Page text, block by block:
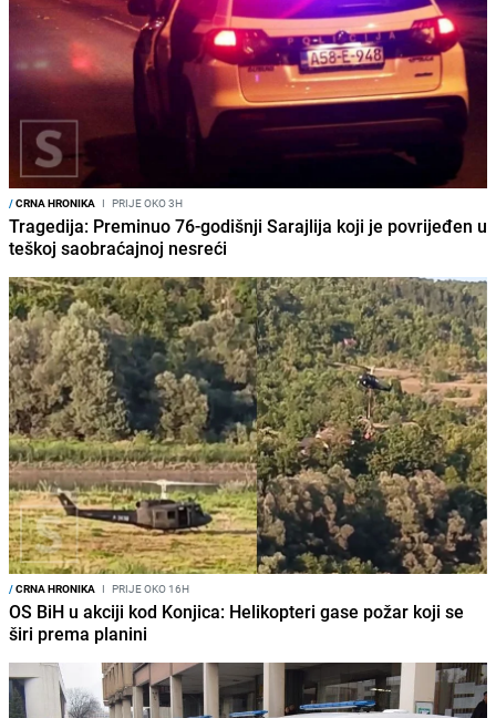
/CRNA HRONIKA I PRIJE OKO 3H
Tragedija: Preminuo 76-godišnji Sarajlija koji je povrijeđen u
teškoj saobraćajnoj nesreći
/CRNA HRONIKA I PRIJE OKO 16H
OS BiH u akciji kod Konjica: Helikopteri gase požar koji se
širi prema planini